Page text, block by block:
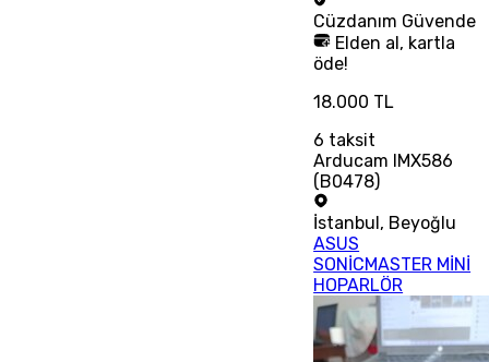
Cüzdanım Güvende
Elden al, kartla
öde!
18.000 TL
6 taksit
Arducam IMX586
(B0478)
İstanbul , Beyoğlu
ASUS
SONİCMASTER MİNİ
HOPARLÖR